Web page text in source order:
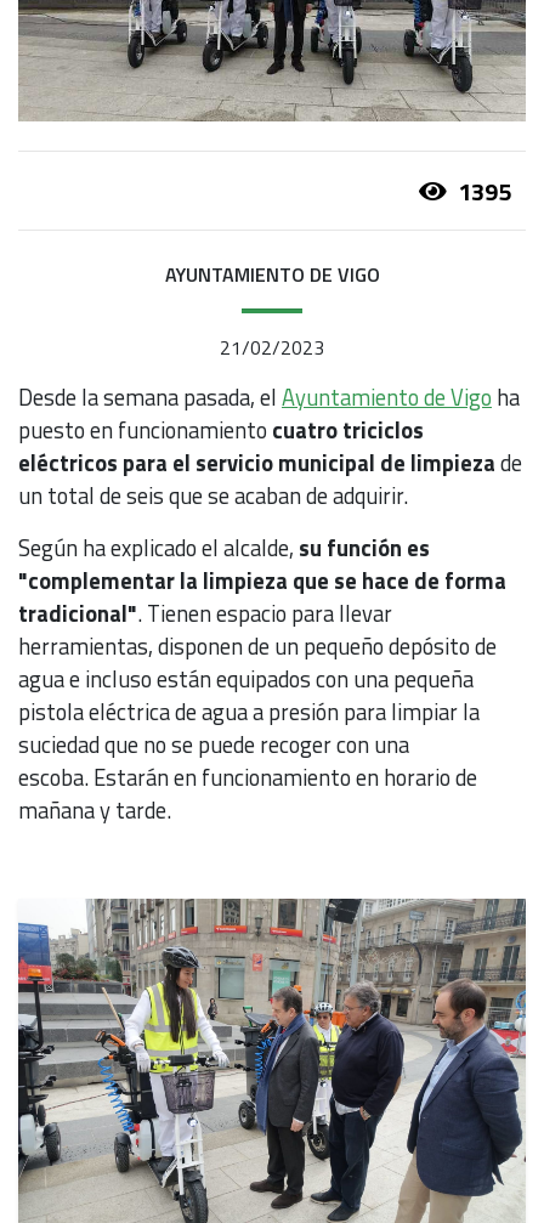
1395
AYUNTAMIENTO DE VIGO
21/02/2023
Desde la semana pasada, elAyuntamiento de Vigo ha
puesto en funcionamiento cuatro triciclos
eléctricos para el servicio municipal de limpiezade
un total de seis que se acaban de adquirir.
Según ha explicado el alcalde, su función es
"complementar la limpieza que se hace de forma
tradicional". Tienen espacio para llevar
herramientas, disponen de un pequeño depósito de
agua e incluso están equipados con una pequeña
pistola eléctrica de agua a presión para limpiar la
suciedad que no se puede recoger con una
escoba. Estarán en funcionamiento en horario de
mañana y tarde.